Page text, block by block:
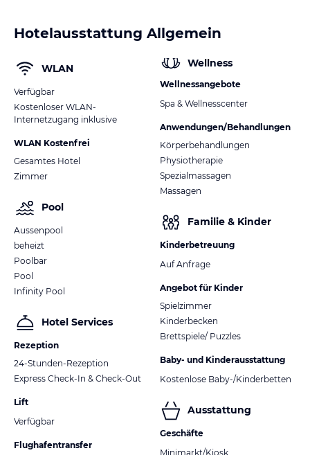
Hotelausstattung Allgemein
WLAN
Verfügbar
Kostenloser WLAN-
Internetzugang inklusive
WLAN Kostenfrei
Gesamtes Hotel
Zimmer
Pool
Aussenpool
beheizt
Poolbar
Pool
Infinity Pool
Hotel Services
Rezeption
24-Stunden-Rezeption
Express Check-In & Check-Out
Lift
Verfügbar
Flughafentransfer
Wellness
Wellnessangebote
Spa & Wellnesscenter
Anwendungen/Behandlungen
Körperbehandlungen
Physiotherapie
Spezialmassagen
Massagen
Familie & Kinder
Kinderbetreuung
Auf Anfrage
Angebot für Kinder
Spielzimmer
Kinderbecken
Brettspiele/ Puzzles
Baby- und Kinderausstattung
Kostenlose Baby-/Kinderbetten
Ausstattung
Geschäfte
Minimarkt/Kiosk